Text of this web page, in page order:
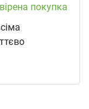
покупка